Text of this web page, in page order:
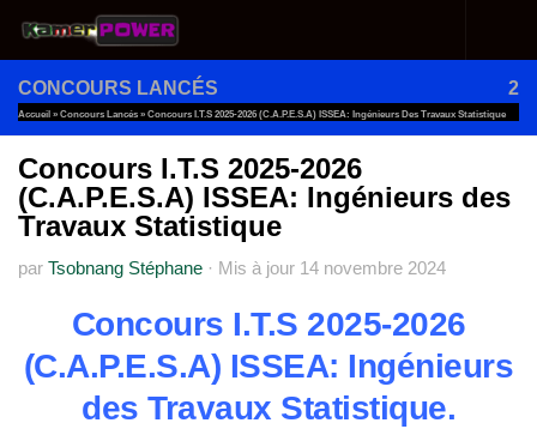
Au dessous du contenu
CONCOURS LANCÉS 2
Accueil » Concours Lancés » Concours I.T.S 2025-2026 (C.A.P.E.S.A) ISSEA: Ingénieurs Des Travaux Statistique
Concours I.T.S 2025-2026
(C.A.P.E.S.A) ISSEA: Ingénieurs des
Travaux Statistique
par Tsobnang Stéphane · Mis à jour 14 novembre 2024
Concours I.T.S 2025-2026
(C.A.P.E.S.A) ISSEA: Ingénieurs
des Travaux Statistique.